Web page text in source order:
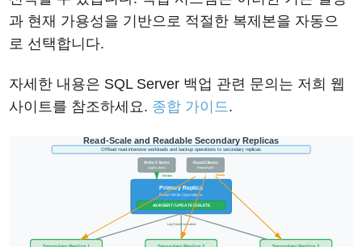
과 현재 가용성을 기반으로 적절한 복제본을 자동으
로 선택합니다.
자세한 내용은 SQL Server 백업 관련 문의는 저희 웹
사이트를 참조하세요. 종합 가이드.